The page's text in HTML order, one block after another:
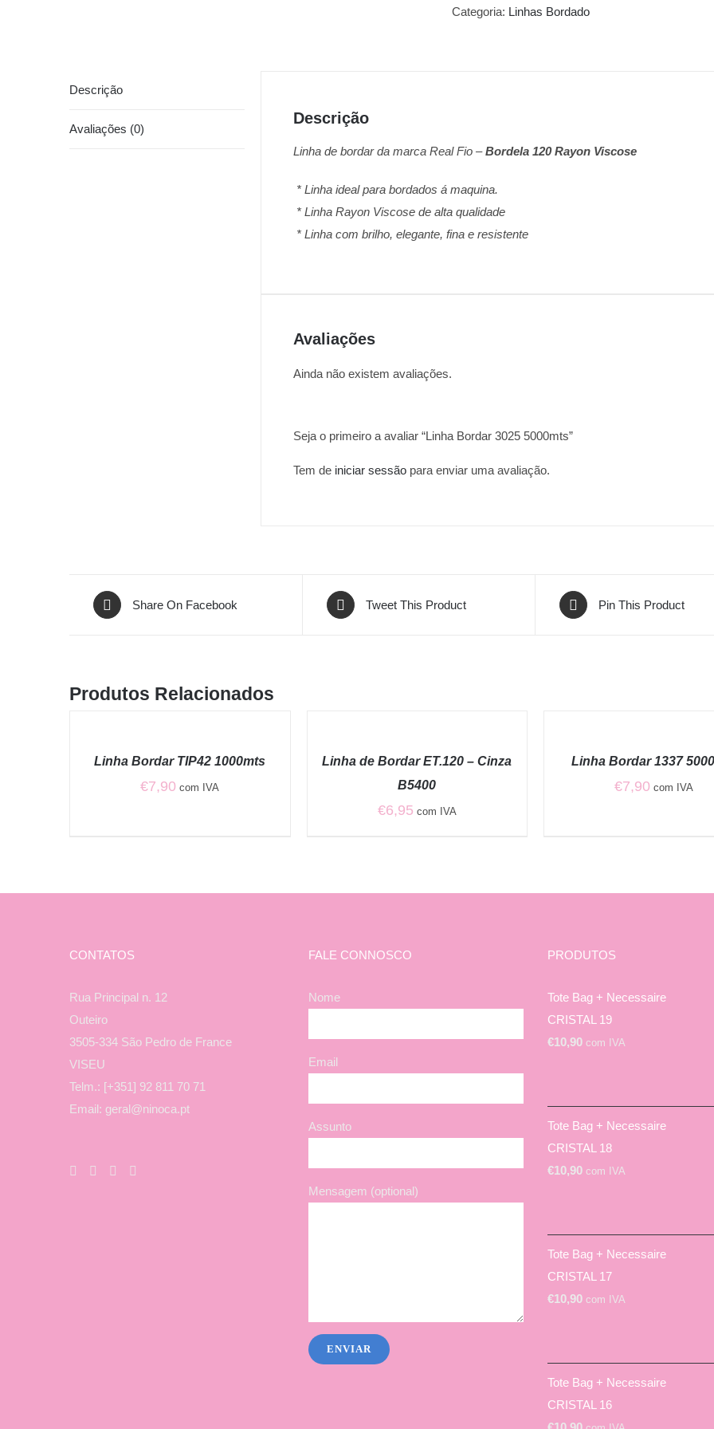
Categoria: Linhas Bordado
Descrição
Avaliações (0)
Descrição
Linha de bordar da marca Real Fio –Bordela 120 Rayon Viscose
* Linha ideal para bordados á maquina.
* Linha Rayon Viscose de alta qualidade
* Linha com brilho, elegante, fina e resistente
Avaliações
Ainda não existem avaliações.
Seja o primeiro a avaliar “Linha Bordar 3025 5000mts”
Tem de iniciar sessão para enviar uma avaliação.
Share On Facebook Tweet This Product Pin This Product
Produtos Relacionados
QUICKLinha Bordar TIP42 1000mts
€7,90 com IVA
QUICK
Linha de Bordar ET.120 – Cinza
B5400
€6,95 com IVA
QUICKLinha Bordar 1337
€7,90 com IVA
CONTATOS
Rua Principal n. 12
Outeiro
3505-334 São Pedro de France
VISEU
Telm.: [+351] 92 811 70 71
Email: geral@ninoca.pt
FALE CONNOSCO
Nome
Email
Assunto
Mensagem (optional)
PRODUTOS
Tote Bag + Necessaire
CRISTAL 19
€10,90 com IVA
Tote Bag + Necessaire
CRISTAL 18
€10,90 com IVA
Tote Bag + Necessaire
CRISTAL 17
€10,90 com IVA
Tote Bag + Necessaire
CRISTAL 16